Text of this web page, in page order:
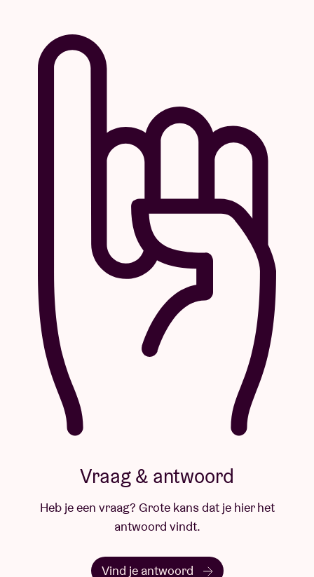
Vraag & antwoord
Heb je een vraag? Grote kans dat je hier het
antwoord vindt.
Vind je antwoord